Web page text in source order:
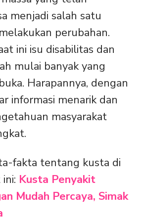
menjadi salah satu
perubahan.
ini isu disabilitas dan
mulai banyak yang
Harapannya, dengan
informasi menarik dan
masyarakat
fakta tentang kusta di
Kusta Penyakit
Mudah Percaya, Simak